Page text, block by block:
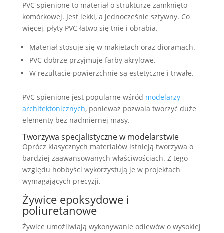
PVC spienione to materiał o strukturze zamknięto –
komórkowej. Jest lekki, a jednocześnie sztywny. Co
więcej, płyty PVC łatwo się tnie i obrabia.
Materiał stosuje się w makietach oraz dioramach.
PVC dobrze przyjmuje farby akrylowe.
W rezultacie powierzchnie są estetyczne i trwałe.
PVC spienione jest popularne wśród modelarzy
architektonicznych, ponieważ pozwala tworzyć duże
elementy bez nadmiernej masy.
Tworzywa specjalistyczne w modelarstwie
Oprócz klasycznych materiałów istnieją tworzywa o
bardziej zaawansowanych właściwościach. Z tego
względu hobbyści wykorzystują je w projektach
wymagających precyzji.
Żywice epoksydowe i
poliuretanowe
Żywice umożliwiają wykonywanie odlewów o wysokiej